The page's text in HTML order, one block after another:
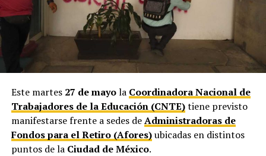
Este martes 27 de mayola Coordinadora Nacional de
Trabajadores de la Educación (CNTE)tiene previsto
manifestarse frente a sedes deAdministradoras de
Fondos para el Retiro (Afores)ubicadas en distintos
puntos de la Ciudad de México.